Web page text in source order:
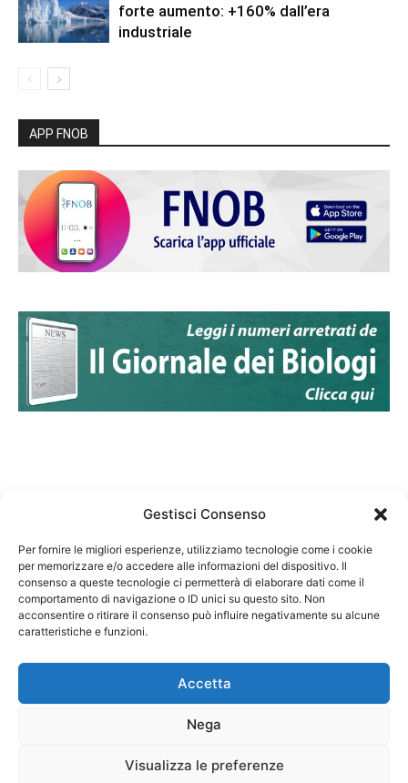
Gestisci Consenso
Per fornire le migliori esperienze, utilizziamo tecnologie come i cookie
per memorizzare e/o accedere alle informazioni del dispositivo. Il
consenso a queste tecnologie ci permetterà di elaborare dati come il
comportamento di navigazione o ID unici su questo sito. Non
acconsentire o ritirare il consenso può influire negativamente su alcune
caratteristiche e funzioni.
Accetta
Nega
Visualizza le preferenze
forte aumento: +160% dall’era
industriale
APP FNOB
Federazione Nazionale Degli Ordini dei Biologi:
codice fiscale 80069130583
Responsabile sito internet www.fnob.it:
Privacy Policy Cookie Policy